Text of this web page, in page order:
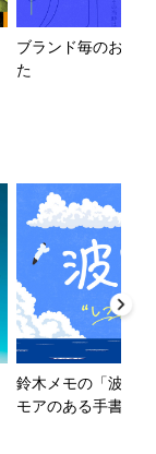
ブランド毎のおす
た
鈴木メモの「波と
モアのある手書き